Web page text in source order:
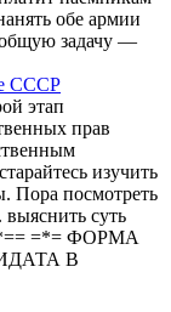
обе армии
общую задачу —
СССР
этап
прав
изучить
Пора посмотреть
суть
=*= ФОРМА
В